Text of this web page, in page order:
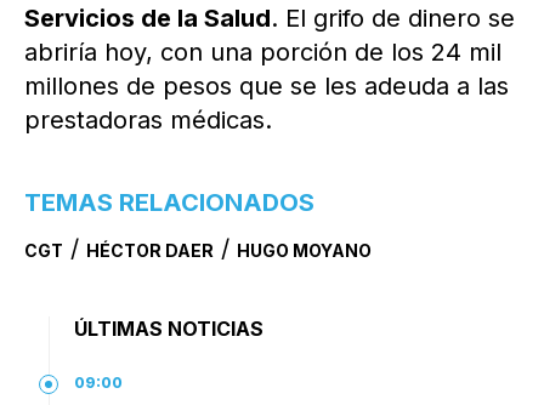
Servicios de la Salud. El grifo de dinero se
abriría hoy, con una porción de los 24 mil
millones de pesos que se les adeuda a las
prestadoras médicas.
TEMAS RELACIONADOS
CGT / HÉCTOR DAER / HUGO MOYANO
ÚLTIMAS NOTICIAS
09:00